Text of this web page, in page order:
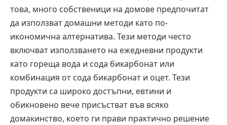
това, много собственици на домове предпочитат
да използват домашни методи като по-
икономична алтернатива. Тези методи често
включват използването на ежедневни продукти
като гореща вода и сода бикарбонат или
комбинация от сода бикарбонат и оцет. Тези
продукти са широко достъпни, евтини и
обикновено вече присъстват във всяко
домакинство, което ги прави практично решение